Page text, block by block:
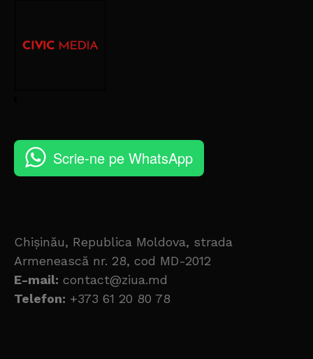
Scrie-ne pe WhatsApp
Chișinău, Republica Moldova, strada
Armenească nr. 28, cod MD-2012
E-mail: contact@ziua.md
Telefon: +373 61 20 80 78